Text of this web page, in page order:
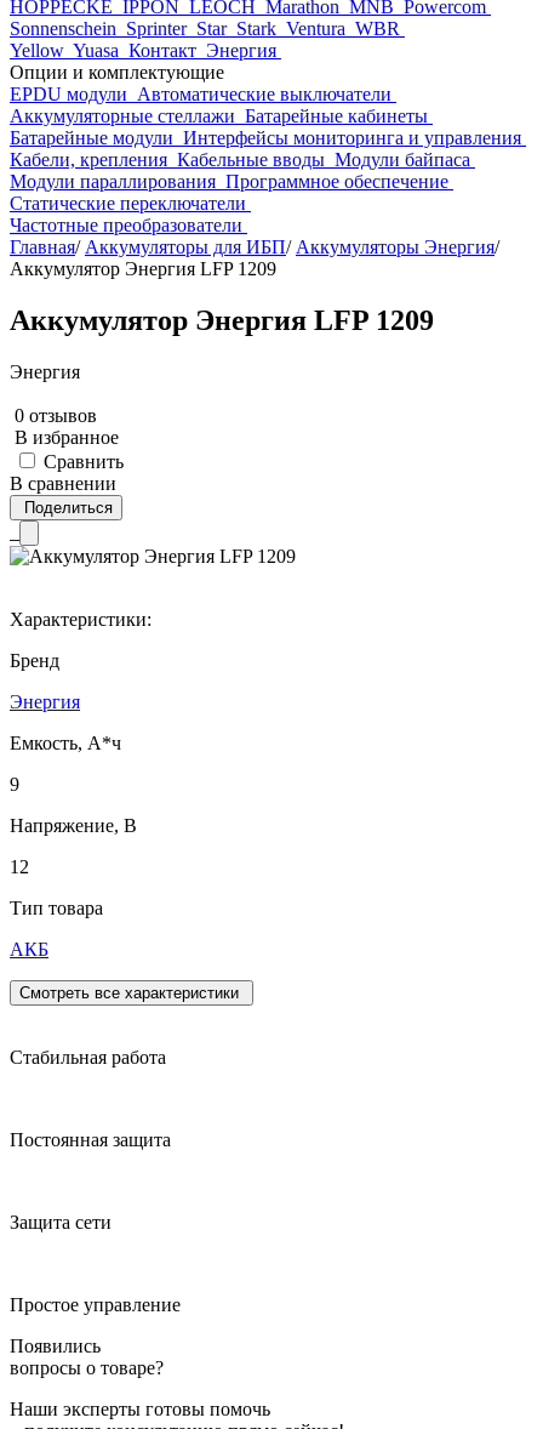
HOPPECKE IPPON LEOCH Marathon MNB Powercom
Sonnenschein Sprinter Star Stark Ventura WBR
Yellow Yuasa Контакт Энергия
Опции и комплектующие
EPDU модули Автоматические выключатели
Аккумуляторные стеллажи Батарейные кабинеты
Батарейные модули Интерфейсы мониторинга и управления
Кабели, крепления Кабельные вводы Модули байпаса
Модули параллирования Программное обеспечение
Статические переключатели
Частотные преобразователи
Главная/ Аккумуляторы для ИБП/ Аккумуляторы Энергия/
Аккумулятор Энергия LFP 1209
Аккумулятор Энергия LFP 1209
Энергия
0 отзывов
В избранное
Сравнить
В сравнении
Поделиться
Характеристики:
Бренд
Энергия
Емкость, А*ч
9
Напряжение, В
12
Тип товара
АКБ
Смотреть все характеристики
Стабильная работа
Постоянная защита
Защита сети
Простое управление
Появились
вопросы о товаре?
Наши эксперты готовы помочь